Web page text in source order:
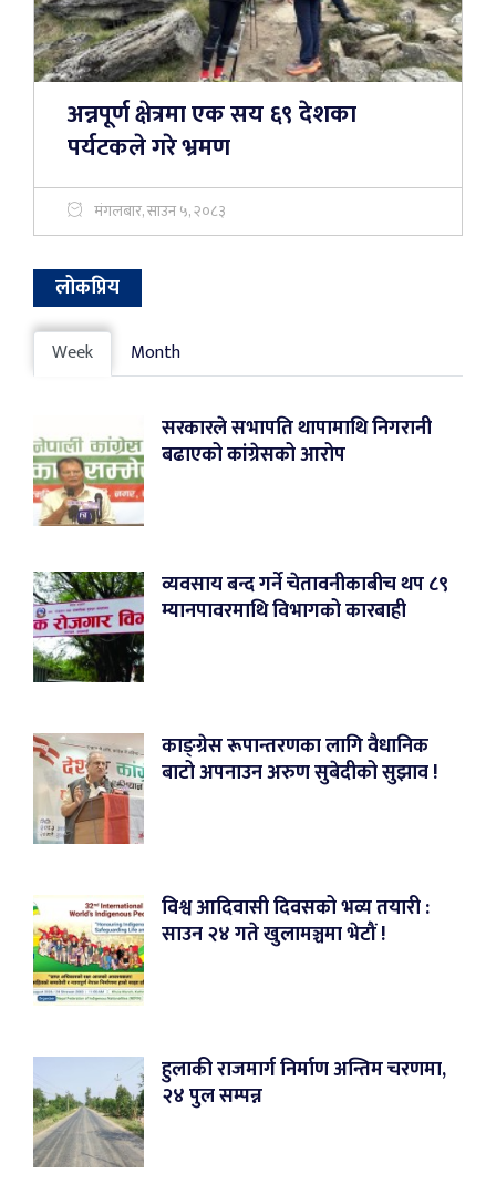
अन्नपूर्ण क्षेत्रमा एक सय ६९ देशका
पर्यटकले गरे भ्रमण
मंगलबार, साउन ५, २०८३
लोकप्रिय
Week Month
सरकारले सभापति थापामाथि निगरानी
बढाएको कांग्रेसको आरोप
व्यवसाय बन्द गर्ने चेतावनीकाबीच थप ८९
म्यानपावरमाथि विभागको कारबाही
काङ्ग्रेस रूपान्तरणका लागि वैधानिक
बाटो अपनाउन अरुण सुबेदीको सुझाव !
विश्व आदिवासी दिवसको भव्य तयारी :
साउन २४ गते खुलामञ्चमा भेटौं !
हुलाकी राजमार्ग निर्माण अन्तिम चरणमा,
२४ पुल सम्पन्न